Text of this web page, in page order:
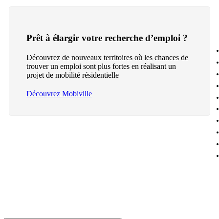
Prêt à élargir votre recherche d’emploi ?
Découvrez de nouveaux territoires où les chances de
trouver un emploi sont plus fortes en réalisant un
projet de mobilité résidentielle
Découvrez Mobiville